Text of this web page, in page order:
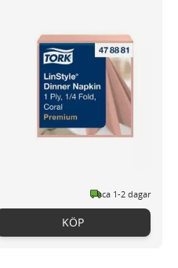
ca 1-2 dagar
KÖP